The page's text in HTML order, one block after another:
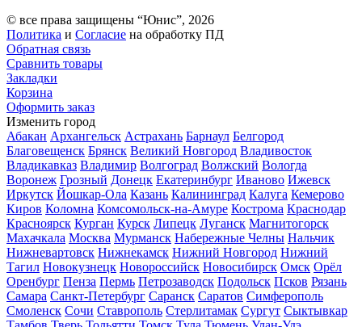
© все права защищены “Юнис”, 2026
Политика и Согласие на обработку ПД
Обратная связь
Сравнить товары
Закладки
Корзина
Оформить заказ
Изменить город
Абакан Архангельск Астрахань Барнаул Белгород
Благовещенск Брянск Великий Новгород Владивосток
Владикавказ Владимир Волгоград Волжский Вологда
Воронеж Грозный Донецк Екатеринбург Иваново Ижевск
Иркутск Йошкар-Ола Казань Калининград Калуга Кемерово
Киров Коломна Комсомольск-на-Амуре Кострома Краснодар
Красноярск Курган Курск Липецк Луганск Магнитогорск
Махачкала Москва Мурманск Набережные Челны Нальчик
Нижневартовск Нижнекамск Нижний Новгород Нижний
Тагил Новокузнецк Новороссийск Новосибирск Омск Орёл
Оренбург Пенза Пермь Петрозаводск Подольск Псков Рязань
Самара Санкт-Петербург Саранск Саратов Симферополь
Смоленск Сочи Ставрополь Стерлитамак Сургут Сыктывкар